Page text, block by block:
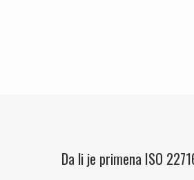
Da li je primena ISO 22716
Da li je primena ISO